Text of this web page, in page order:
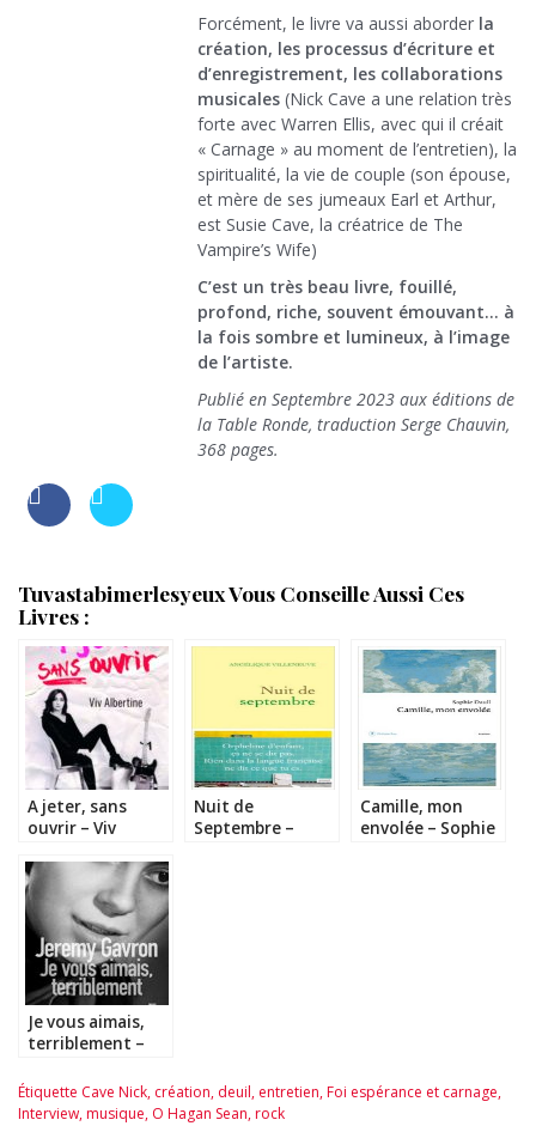
Forcément, le livre va aussi aborder la
création, les processus d’écriture et
d’enregistrement, les collaborations
musicales (Nick Cave a une relation très
forte avec Warren Ellis, avec qui il créait
« Carnage » au moment de l’entretien), la
spiritualité, la vie de couple (son épouse,
et mère de ses jumeaux Earl et Arthur,
est Susie Cave, la créatrice de The
Vampire’s Wife)
C’est un très beau livre, fouillé,
profond, riche, souvent émouvant… à
la fois sombre et lumineux, à l’image
de l’artiste.
Publié en Septembre 2023 aux éditions de
la Table Ronde, traduction Serge Chauvin,
368 pages.
Tuvastabimerlesyeux Vous Conseille Aussi Ces
Livres :
A jeter, sans
ouvrir – Viv
Nuit de
Septembre –
Camille, mon
envolée – Sophie
Je vous aimais,
terriblement –
Étiquette Cave Nick, création, deuil, entretien,Foi espérance et carnage,
Interview,musique, O Hagan Sean,rock